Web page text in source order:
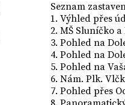
Seznam
1. Výhled přes
2. MŠ Sluníčko
3. Pohled na
4. Pohled na
5. Pohled na
6. Nám. Plk.
7. Pohled přes